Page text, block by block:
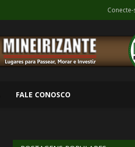
Conecte-
FALE CONOSCO